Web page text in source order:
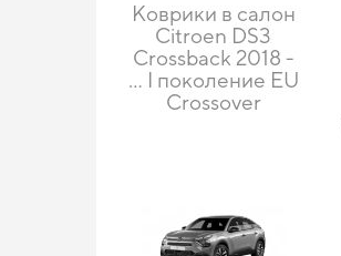
Коврики в салон
Citroen DS3
Crossback 2018 -
… I поколение EU
Crossover